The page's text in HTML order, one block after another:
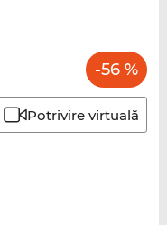
-56 %
Potrivire virtuală